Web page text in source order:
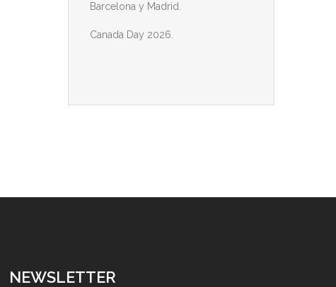
Barcelona y Madrid.
Canada Day 2026.
NEWSLETTER